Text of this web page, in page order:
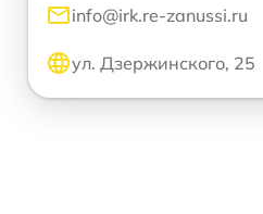
info@irk.re-zanussi.ru
ул. Дзержинского, 25